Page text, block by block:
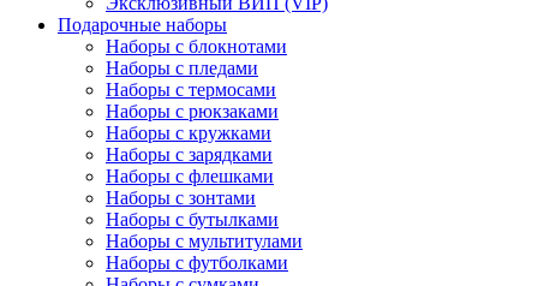
Подарочные наборы
Наборы с блокнотами
Наборы с пледами
Наборы с термосами
Наборы с рюкзаками
Наборы с кружками
Наборы с зарядками
Наборы с флешками
Наборы с зонтами
Наборы с бутылками
Наборы с мультитулами
Наборы с футболками